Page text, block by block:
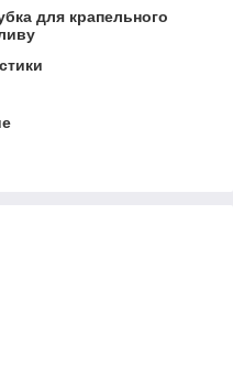
для крапельного